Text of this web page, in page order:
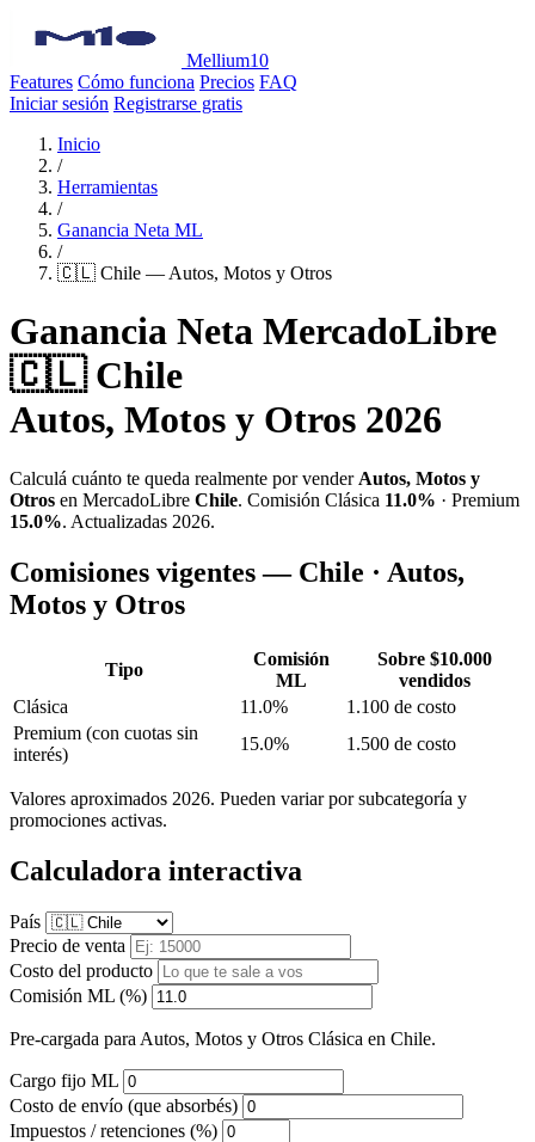
Mellium10
Features Cómo funciona Precios FAQ
Iniciar sesión Registrarse gratis
Inicio
/
Herramientas
/
Ganancia Neta ML
/
🇨🇱 Chile — Autos, Motos y Otros
Ganancia Neta MercadoLibre
🇨🇱 Chile
Autos, Motos y Otros 2026
Calculá cuánto te queda realmente por vender Autos, Motos y
Otros en MercadoLibre Chile. Comisión Clásica 11.0% · Premium
15.0%. Actualizadas 2026.
Comisiones vigentes — Chile · Autos,
Motos y Otros
Tipo
Comisión
ML
Sobre $10.000
vendidos
Clásica
11.0%
1.100 de costo
Premium (con cuotas sin
interés)
15.0% 1.500 de costo
Valores aproximados 2026. Pueden variar por subcategoría y
promociones activas.
Calculadora interactiva
País
Precio de venta
Costo del producto
Comisión ML (%)
Pre-cargada para Autos, Motos y Otros Clásica en Chile.
Cargo fijo ML
Costo de envío (que absorbés)
Impuestos / retenciones (%)